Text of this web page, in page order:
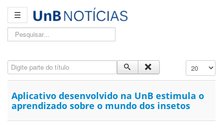
☰
Pesquisar...
Digite parte do título Exibir #
Aplicativo desenvolvido na UnB estimula o
aprendizado sobre o mundo dos insetos